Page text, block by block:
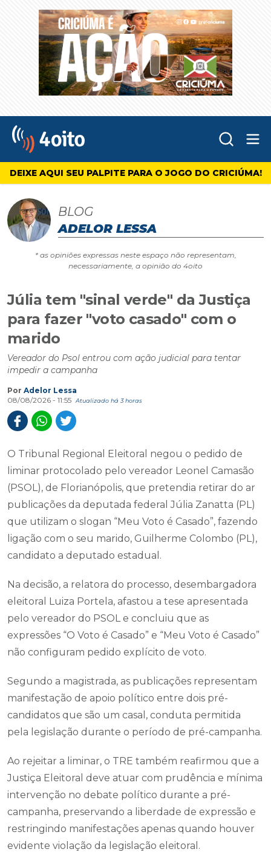
4oito
DEIXE AQUI SEU PALPITE PARA O JOGO DO CRICIÚMA!
BLOG
ADELOR LESSA
* as opiniões expressas neste espaço não representam,
necessariamente, a opinião do 4oito
Júlia tem "sinal verde" da Justiça
para fazer "voto casado" com o
marido
Vereador do Psol entrou com ação judicial para tentar
impedir a campanha
Por Adelor Lessa
08/08/2026 - 11:55
Atualizado há 3 horas
O Tribunal Regional Eleitoral negou o pedido de
liminar protocolado pelo vereador Leonel Camasão
(PSOL), de Florianópolis, que pretendia retirar do ar
publicações da deputada federal Júlia Zanatta (PL)
que utilizam o slogan “Meu Voto é Casado”, fazendo
ligação com o seu marido, Guilherme Colombo (PL),
candidato a deputado estadual.
Na decisão, a relatora do processo, desembargadora
eleitoral Luiza Portela, afastou a tese apresentada
pelo vereador do PSOL e concluiu que as
expressões “O Voto é Casado” e “Meu Voto é Casado”
não configuram pedido explícito de voto.
Segundo a magistrada, as publicações representam
manifestação de apoio político entre dois pré-
candidatos que são um casal, conduta permitida
pela legislação durante o período de pré-campanha.
Ao rejeitar a liminar, o TRE também reafirmou que a
Justiça Eleitoral deve atuar com prudência e mínima
intervenção no debate político durante a pré-
campanha, preservando a liberdade de expressão e
restringindo manifestações apenas quando houver
evidente violação da legislação eleitoral.